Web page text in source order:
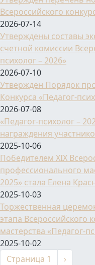
Всероссийского
2026-07-14
Утверждены составы
счетной комиссии
психолог – 2026»
2026-07-10
Утвержден Порядок
Конкурса «Педагог-
2026-07-08
«Педагог-психолог –
награждения
2025-10-06
Победителем XIX
профессионального
2025» стала Елена
2025-10-03
Торжественная
этапа Всероссийского
мастерства «Педагог-
2025-10-02
Нумерация
Страница 1 ›